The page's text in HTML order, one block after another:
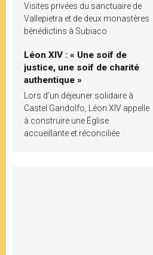
Visites privées du sanctuaire de
Vallepietra et de deux monastères
bénédictins à Subiaco
Léon XIV : « Une soif de
justice, une soif de charité
authentique »
Lors d’un déjeuner solidaire à
Castel Gandolfo, Léon XIV appelle
à construire une Église
accueillante et réconciliée